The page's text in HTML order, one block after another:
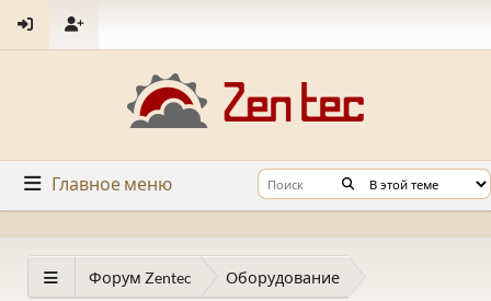
Главное меню
Форум Zentec Оборудование